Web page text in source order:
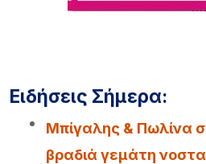
Ειδήσεις Σήμερα:
Μπίγαλης & Πωλίνα
βραδιά γεμάτη